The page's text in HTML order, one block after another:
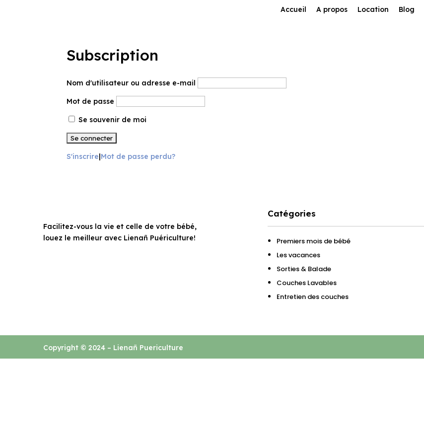
Accueil A propos Location Blog
Subscription
Nom d'utilisateur ou adresse e-mail
Mot de passe
Se souvenir de moi
S'inscrire|Mot de passe perdu?
Facilitez-vous la vie et celle de votre bébé,
louez le meilleur avec Lienañ Puériculture!
Catégories
Premiers mois de bébé
Les vacances
Sorties & Balade
Couches Lavables
Entretien des couches
Copyright © 2024 – Lienañ Puericulture